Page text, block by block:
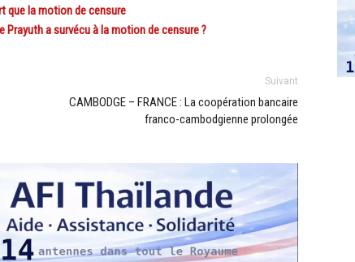
que la motion de censure
Prayuth a survécu à la motion de censure ?
Suivant
CAMBODGE – FRANCE : La coopération bancaire
franco-cambodgienne prolongée